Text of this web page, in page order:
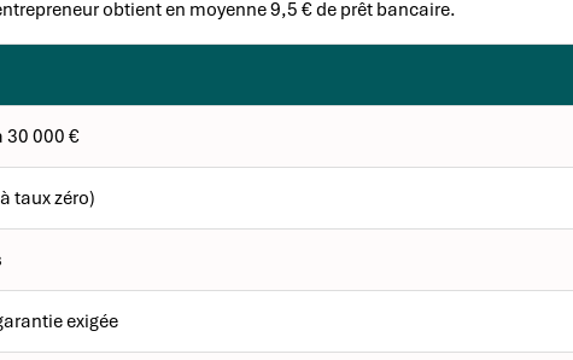
obtient en moyenne 9,5 € de prêt bancaire.
30 000 €
taux zéro)
exigée